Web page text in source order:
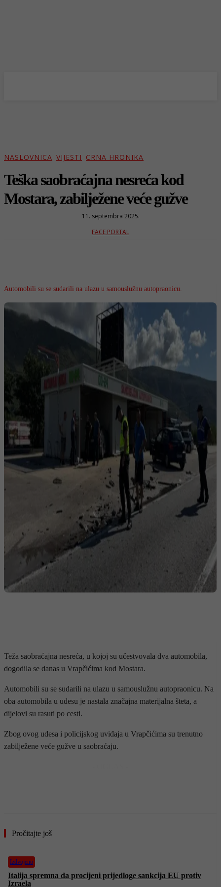
NASLOVNICA VIJESTI CRNA HRONIKA
Teška saobraćajna nesreća kod
Mostara, zabilježene veće gužve
11. septembra 2025.
FACE PORTAL
Automobili su se sudarili na ulazu u samouslužnu autopraonicu.
Teža saobraćajna nesreća, u kojoj su učestvovala dva automobila,
dogodila se danas u Vrapčićima kod Mostara.
Automobili su se sudarili na ulazu u samouslužnu autopraonicu. Na
oba automobila u udesu je nastala značajna materijalna šteta, a
dijelovi su rasuti po cesti.
Zbog ovog udesa i policijskog uviđaja u Vrapčićima su trenutno
zabilježene veće gužve u saobraćaju.
Pročitajte još
Izdvojeno
Italija spremna da procijeni prijedloge sankcija EU protiv
Izraela